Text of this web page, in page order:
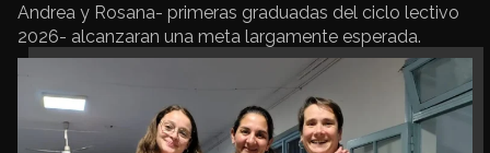
Andrea y Rosana- primeras graduadas del ciclo lectivo
2026- alcanzaran una meta largamente esperada.